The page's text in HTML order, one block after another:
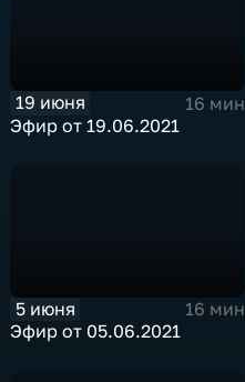
19 июня
16 мин
Эфир от 19.06.2021
5 июня
16 мин
Эфир от 05.06.2021